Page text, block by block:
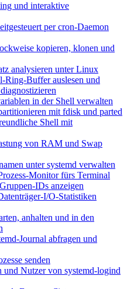
und interaktive
per cron-Daemon
kopieren, klonen und
analysieren unter Linux
Buffer auslesen und
in der Shell verwalten
mit fdisk und parted
Shell mit
von RAM und Swap
unter systemd verwalten
Monitor fürs Terminal
IDs anzeigen
I/O-Statistiken
anhalten und in den
Journal abfragen und
senden
Nutzer von systemd-logind